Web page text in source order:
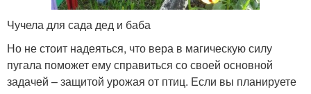
Чучела для сада дед и баба
Но не стоит надеяться, что вера в магическую силу
пугала поможет ему справиться со своей основной
задачей – защитой урожая от птиц. Если вы планируете